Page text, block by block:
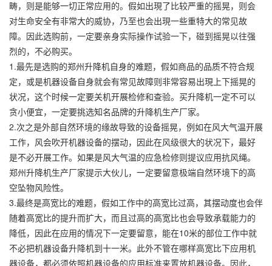
畴，则是能够一切正常应用的。假如出現了比较严重的摇晃，则会
对生命安全有非常大的威协，乃至也会出現一些重特大的常见故
障。因此选购前，一定要亲身实际操作试验一下，碰到摇晃以往强
烈的，不必购买。
1.最先是选购的郑州升降机自身的难题，假如商品的品质不符合规
定，或是机器设备自身就会有常见故障则非常容易出現上下摇晃的
状况，这个时候一定要关机开展检修和查验。买升降机一定不可以
贪小便宜，一定要挑选知名品牌的升降机生产厂家。
2.次之是外部自然环境的缘故导致的设备摇晃，例如在风大气温开展
工作，风会吹开机器设备的摆动，因此在风级很大的状况下，最好
是不必开展工作。如果是风大气温的应急检修则提议应用抗风绳。
郑州升降机生产厂家提示大伙儿，一定要留意极端自然环境下的高
空坠物风险性。
3.最终是高宽比的难题，假如工作中的高宽比过高，其摆动度也会伴
随着高宽比的提升而扩大，而且过高的高宽比也会导致承载能力的
降低，因此在应用的情况下一定要留意，能在10米的部位工作中就
不必把机器设备升降机到十一米。此外不管在哪样高宽比下应用机
器设备，都必须依照机器设备的应用标准来置放机器设备。因此，